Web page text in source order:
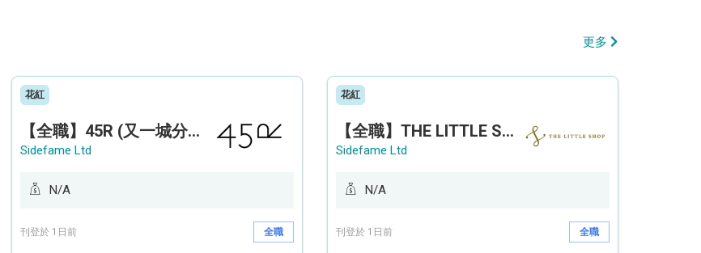
更多
花紅
【全職】45R (又一城分店) Sales Operation Assistant 銷售營運助理【永久保證佣金+新人獎金$3,000】
Sidefame Ltd
N/A
刊登於 1日前 全職
花紅
【全職】THE LITTLE SHOP (利園分店) Sales Operation Assistant 銷售營運助理【永久保證佣金+新人獎金$3,000】
Sidefame Ltd
N/A
刊登於 1日前 全職